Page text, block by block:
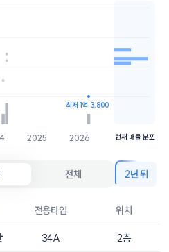
2025 2026
최저 1억 3,800
현재 매물 분포
전체 2년 뒤
전용타입 위치
34A 2층